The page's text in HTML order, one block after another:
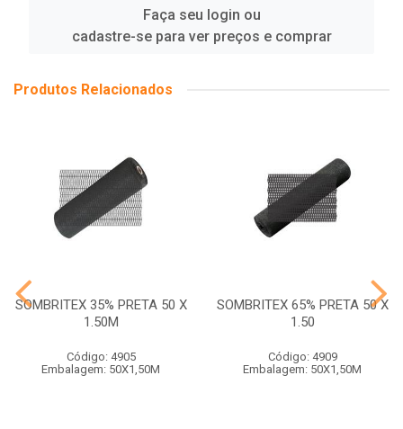
Faça seu login ou
cadastre-se para ver preços e comprar
Produtos Relacionados
SOMBRITEX 35% PRETA 50 X
1.50M
Código: 4905
Embalagem: 50X1,50M
SOMBRITEX 65% PRETA 50 X
1.50
Código: 4909
Embalagem: 50X1,50M